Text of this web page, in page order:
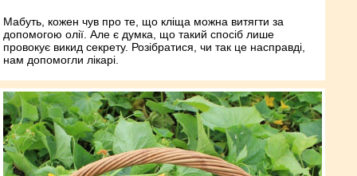
Мабуть, кожен чув про те, що кліща можна витягти за
допомогою олії. Але є думка, що такий спосіб лише
провокує викид секрету. Розібратися, чи так це насправді,
нам допомогли лікарі.